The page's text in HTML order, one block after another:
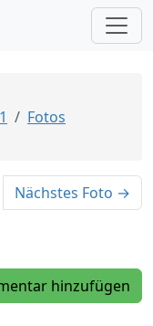
Fotos
Nächstes Foto →
hinzufügen